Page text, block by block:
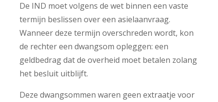
De IND moet volgens de wet binnen een vaste
termijn beslissen over een asielaanvraag.
Wanneer deze termijn overschreden wordt, kon
de rechter een dwangsom opleggen: een
geldbedrag dat de overheid moet betalen zolang
het besluit uitblijft.
Deze dwangsommen waren geen extraatje voor